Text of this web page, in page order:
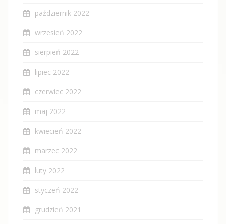
październik 2022
wrzesień 2022
sierpień 2022
lipiec 2022
czerwiec 2022
maj 2022
kwiecień 2022
marzec 2022
luty 2022
styczeń 2022
grudzień 2021